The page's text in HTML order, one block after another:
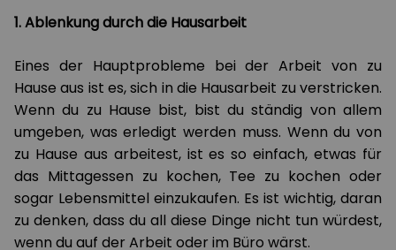
1. Ablenkung durch die Hausarbeit
Eines der Hauptprobleme bei der Arbeit von zu
Hause aus ist es, sich in die Hausarbeit zu verstricken.
Wenn du zu Hause bist, bist du ständig von allem
umgeben, was erledigt werden muss. Wenn du von
zu Hause aus arbeitest, ist es so einfach, etwas für
das Mittagessen zu kochen, Tee zu kochen oder
sogar Lebensmittel einzukaufen. Es ist wichtig, daran
zu denken, dass du all diese Dinge nicht tun würdest,
wenn du auf der Arbeit oder im Büro wärst.